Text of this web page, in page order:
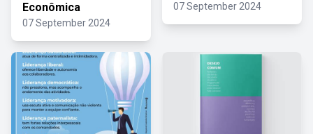
Econômica
07 September 2024
07 September 2024